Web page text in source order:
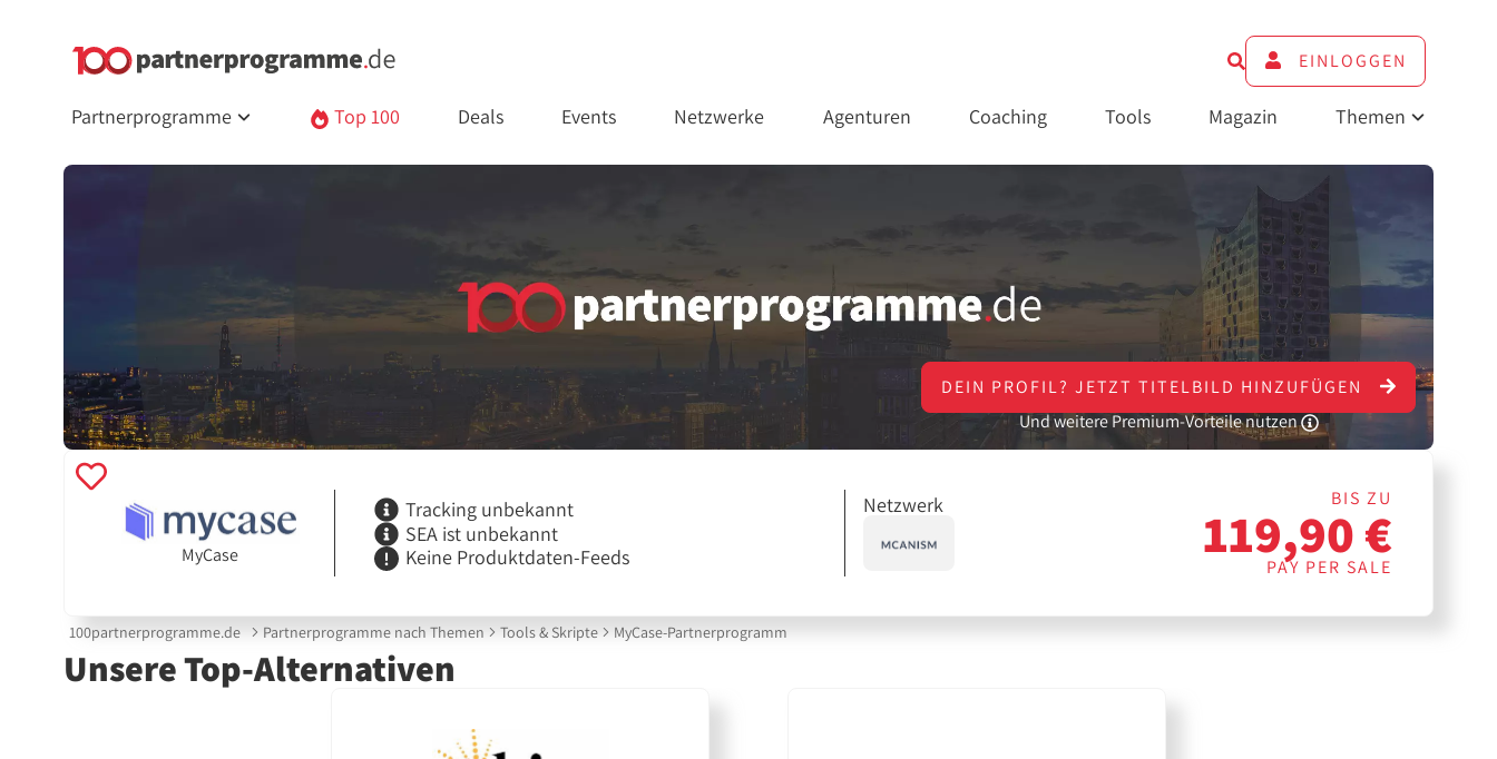
EINLOGGEN
Partnerprogramme Top 100 Deals Events Netzwerke Agenturen Coaching Tools Magazin Themen
DEIN PROFIL? JETZT TITELBILD HINZUFÜGEN
Und weitere Premium-Vorteile nutzen
MyCase
Tracking unbekannt
SEA ist unbekannt
Keine Produktdaten-Feeds
Netzwerk BIS ZU
119,90 €
PAY PER SALE
100partnerprogramme.de Partnerprogramme nach Themen Tools & Skripte MyCase-Partnerprogramm
Unsere Top-Alternativen